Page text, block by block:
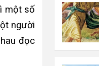
một số
người
đọc